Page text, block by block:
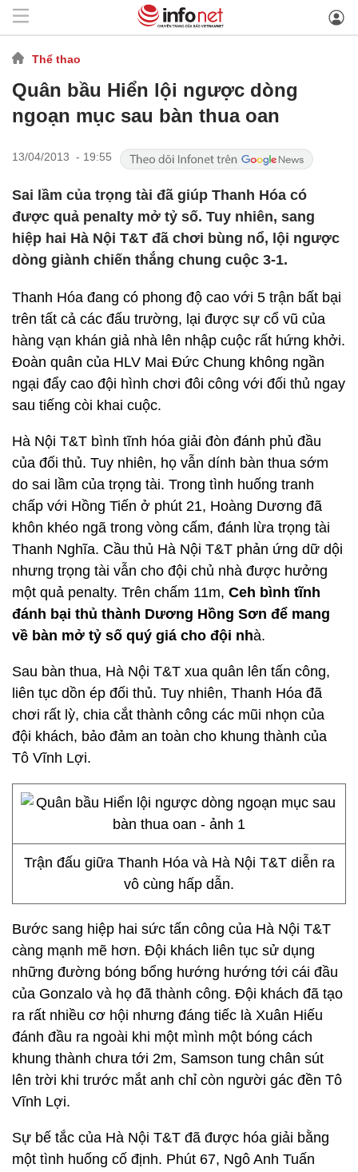
Thể thao
Quân bầu Hiển lội ngược dòng
ngoạn mục sau bàn thua oan
13/04/2013 - 19:55
Sai lầm của trọng tài đã giúp Thanh Hóa có
được quả penalty mở tỷ số. Tuy nhiên, sang
hiệp hai Hà Nội T&T đã chơi bùng nổ, lội ngược
dòng giành chiến thắng chung cuộc 3-1.
Thanh Hóa đang có phong độ cao với 5 trận bất bại
trên tất cả các đấu trường, lại được sự cổ vũ của
hàng vạn khán giả nhà lên nhập cuộc rất hứng khởi.
Đoàn quân của HLV Mai Đức Chung không ngần
ngại đẩy cao đội hình chơi đôi công với đối thủ ngay
sau tiếng còi khai cuộc.
Hà Nội T&T bình tĩnh hóa giải đòn đánh phủ đầu
của đối thủ. Tuy nhiên, họ vẫn dính bàn thua sớm
do sai lầm của trọng tài. Trong tình huống tranh
chấp với Hồng Tiến ở phút 21, Hoàng Dương đã
khôn khéo ngã trong vòng cấm, đánh lừa trọng tài
Thanh Nghĩa. Cầu thủ Hà Nội T&T phản ứng dữ dội
nhưng trọng tài vẫn cho đội chủ nhà được hưởng
một quả penalty. Trên chấm 11m, Ceh bình tĩnh
đánh bại thủ thành Dương Hồng Sơn để mang
về bàn mở tỷ số quý giá cho đội nhà.
Sau bàn thua, Hà Nội T&T xua quân lên tấn công,
liên tục dồn ép đối thủ. Tuy nhiên, Thanh Hóa đã
chơi rất lỳ, chia cắt thành công các mũi nhọn của
đội khách, bảo đảm an toàn cho khung thành của
Tô Vĩnh Lợi.
Trận đấu giữa Thanh Hóa và Hà Nội T&T diễn ra
vô cùng hấp dẫn.
Bước sang hiệp hai sức tấn công của Hà Nội T&T
càng mạnh mẽ hơn. Đội khách liên tục sử dụng
những đường bóng bổng hướng hướng tới cái đầu
của Gonzalo và họ đã thành công. Đội khách đã tạo
ra rất nhiều cơ hội nhưng đáng tiếc là Xuân Hiếu
đánh đầu ra ngoài khi một mình một bóng cách
khung thành chưa tới 2m, Samson tung chân sút
lên trời khi trước mắt anh chỉ còn người gác đền Tô
Vĩnh Lợi.
Sự bế tắc của Hà Nội T&T đã được hóa giải bằng
một tình huống cố định. Phút 67, Ngô Anh Tuấn